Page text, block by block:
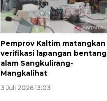
Pemprov Kaltim matangkan
verifikasi lapangan bentang
alam Sangkulirang-
Mangkalihat
3 Juli 2026 13:03